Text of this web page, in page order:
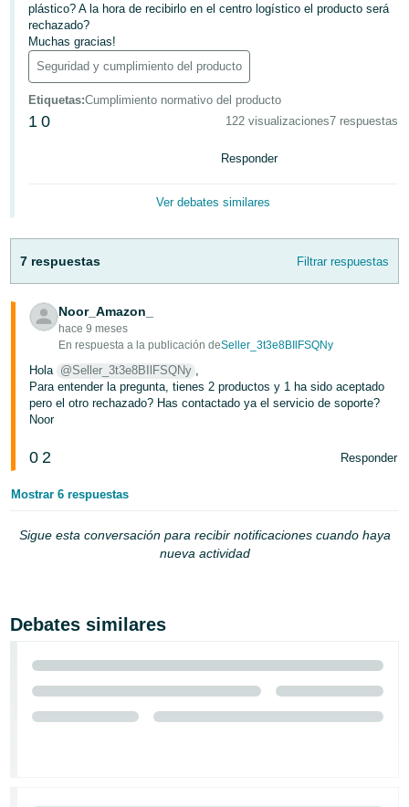
Italiano
日
本
語
English
- MX
Regístrate
plástico? A la hora de recibirlo en el centro logístico el producto será
rechazado?
Muchas gracias!
Seguridad y cumplimiento del producto
Etiquetas:Cumplimiento normativo del producto
1 0 122 visualizaciones7 respuestas
Responder
Ver debates similares
7 respuestas Filtrar respuestas
Noor_Amazon_
hace 9 meses
En respuesta a la publicación deSeller_3t3e8BIlFSQNy
Hola @Seller_3t3e8BIlFSQNy ,
Para entender la pregunta, tienes 2 productos y 1 ha sido aceptado
pero el otro rechazado? Has contactado ya el servicio de soporte?
Noor
0 2 Responder
Mostrar 6 respuestas
Sigue esta conversación para recibir notificaciones cuando haya
nueva actividad
Debates similares